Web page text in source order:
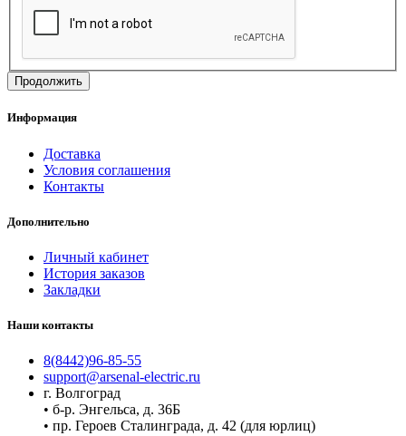
Продолжить
Информация
Доставка
Условия соглашения
Контакты
Дополнительно
Личный кабинет
История заказов
Закладки
Наши контакты
8(8442)96-85-55
support@arsenal-electric.ru
г. Волгоград
• б-р. Энгельса, д. 36Б
• пр. Героев Сталинграда, д. 42 (для юрлиц)